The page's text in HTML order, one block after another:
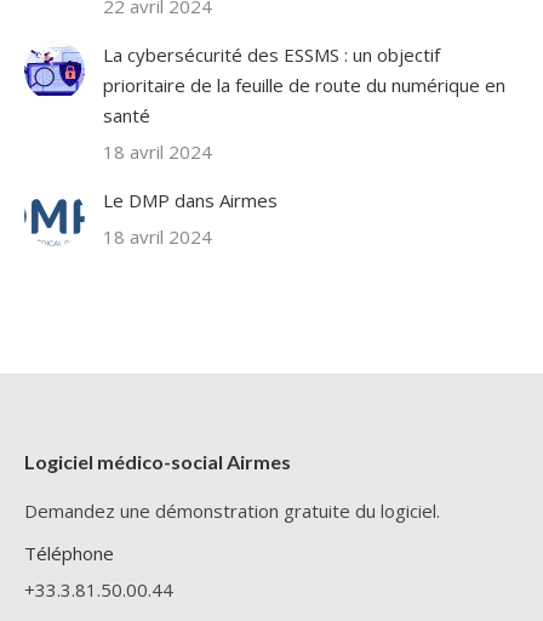
22 avril 2024
La cybersécurité des ESSMS : un objectif
prioritaire de la feuille de route du numérique en
santé
18 avril 2024
Le DMP dans Airmes
18 avril 2024
Logiciel médico-social Airmes
Demandez une démonstration gratuite du logiciel.
Téléphone
+33.3.81.50.00.44